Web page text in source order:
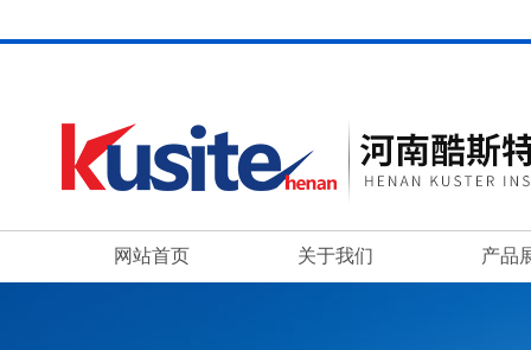
网站首页 关于我们 产品